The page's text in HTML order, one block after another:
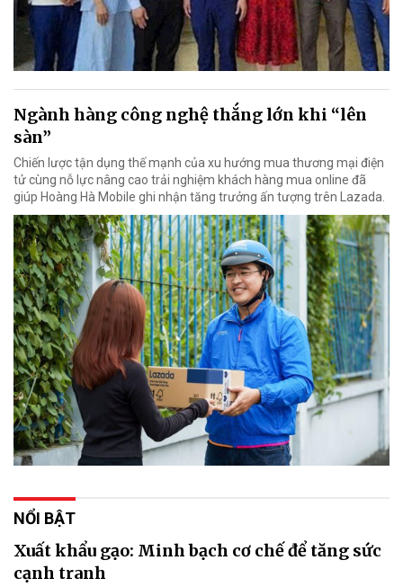
Ngành hàng công nghệ thắng lớn khi “lên
sàn”
Chiến lược tận dụng thế mạnh của xu hướng mua thương mại điện
tử cùng nỗ lực nâng cao trải nghiệm khách hàng mua online đã
giúp Hoàng Hà Mobile ghi nhận tăng trưởng ấn tượng trên Lazada.
NỔI BẬT
Xuất khẩu gạo: Minh bạch cơ chế để tăng sức
cạnh tranh